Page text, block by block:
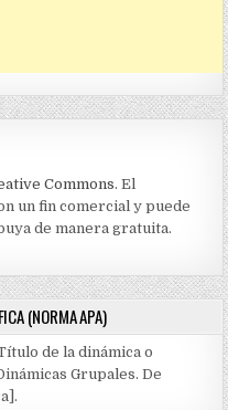
Commons. El
un fin comercial y puede
de manera gratuita.
(NORMA APA)
de la dinámica o
Grupales. De